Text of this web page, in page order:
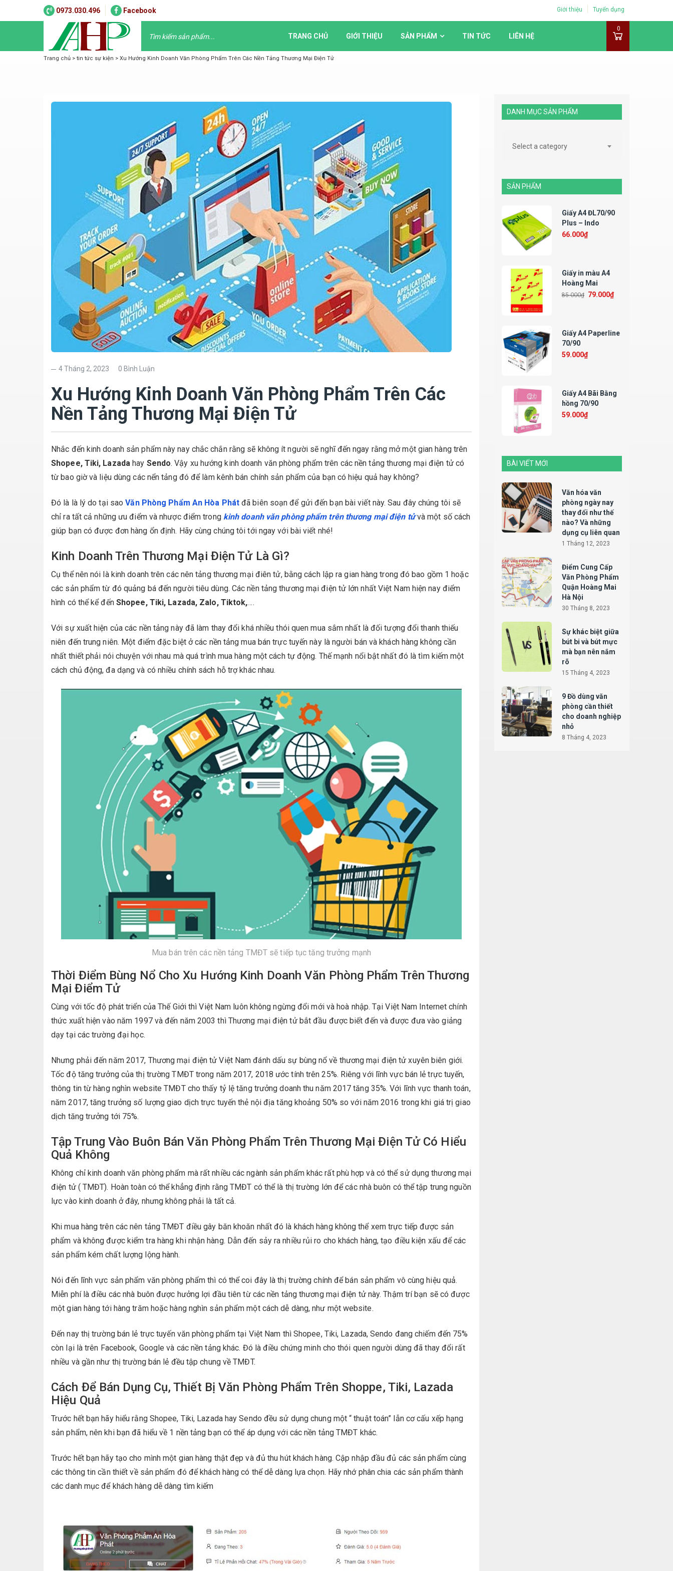
0973.030.496 Facebook Giới thiệu Tuyển dụng
TRANG CHỦ GIỚI THIỆU SẢN PHẨM TIN TỨC LIÊN HỆ
0
Trang chủ > tin tức sự kiện > Xu Hướng Kinh Doanh Văn Phòng Phẩm Trên Các Nền Tảng Thương Mại Điện Tử
4 Tháng 2, 2023 0 Bình Luận
Xu Hướng Kinh Doanh Văn Phòng Phẩm Trên Các
Nền Tảng Thương Mại Điện Tử
Nhắc đến kinh doanh sản phẩm này nay chắc chắn rằng sẽ không ít người sẽ nghĩ đến ngay rằng mở một gian hàng trên
Shopee, Tiki, Lazada hay Sendo. Vậy xu hướng kinh doanh văn phòng phẩm trên các nền tảng thương mại điện tử có
từ bao giờ và liệu dùng các nển tảng đó để làm kênh bán chính sản phẩm của bạn có hiệu quả hay không?
Đó là là lý do tại saoVăn Phòng Phẩm An Hòa Phátđã biên soạn để gửi đến bạn bài viết này. Sau đây chúng tôi sẽ
chỉ ra tất cả những ưu điểm và nhược điểm trong kinh doanh văn phòng phẩm trên thương mại điện tửvà một số cách
giúp bạn có được đơn hàng ổn định. Hãy cùng chúng tôi tới ngay với bài viết nhé!
Kinh Doanh Trên Thương Mại Điện Tử Là Gì?
Cụ thể nên nói là kinh doanh trên các nên tảng thương mại điên tử, bằng cách lập ra gian hàng trong đó bao gồm 1 hoặc
các sản phẩm từ đó quảng bá đến người tiêu dùng. Các nền tảng thương mại điện tử lớn nhất Việt Nam hiện nay điểm
hình có thể kể đến Shopee, Tiki, Lazada, Zalo, Tiktok,….
Với sự xuất hiện của các nền tảng này đã làm thay đổi khá nhiều thói quen mua sắm nhất là đối tượng đổi thanh thiếu
niên đến trung niên. Một điểm đặc biệt ở các nền tảng mua bán trực tuyến này là người bán và khách hàng không cần
nhất thiết phải nói chuyện với nhau mà quá trình mua hàng một cách tự động. Thế mạnh nổi bật nhất đó là tìm kiếm một
cách chủ động, đa dạng và có nhiều chính sách hỗ trợ khác nhau.
Mua bán trên các nền tảng TMĐT sẽ tiếp tục tăng trưởng mạnh
Thời Điểm Bùng Nổ Cho Xu Hướng Kinh Doanh Văn Phòng Phẩm Trên Thương
Mại Điểm Tử
Cùng với tốc độ phát triển của Thế Giới thì Việt Nam luôn không ngừng đổi mới và hoà nhập. Tại Việt Nam Internet chính
thức xuất hiện vào năm 1997 và đến năm 2003 thì Thương mại điện tử bắt đầu được biết đến và được đưa vào giảng
dạy tại các trường đại học.
Nhưng phải đến năm 2017, Thương mại điện tử Việt Nam đánh dấu sự bùng nổ về thương mại điện tử xuyên biên giới.
Tốc độ tăng trưởng của thị trường TMĐT trong năm 2017, 2018 ước tính trên 25%. Riêng với lĩnh vực bán lẻ trực tuyến,
thông tin từ hàng nghìn website TMĐT cho thấy tỷ lệ tăng trưởng doanh thu năm 2017 tăng 35%. Với lĩnh vực thanh toán,
năm 2017, tăng trưởng số lượng giao dịch trực tuyến thẻ nội địa tăng khoảng 50% so với năm 2016 trong khi giá trị giao
dịch tăng trưởng tới 75%.
Tập Trung Vào Buôn Bán Văn Phòng Phẩm Trên Thương Mại Điện Tử Có Hiểu
Quả Không
Không chỉ kinh doanh văn phòng phẩm mà rất nhiều các ngành sản phẩm khác rất phù hợp và có thể sử dụng thương mại
điện tử ( TMĐT). Hoàn toàn có thể khẳng định rằng TMĐT có thể là thị trường lớn để các nhà buôn có thể tập trung nguồn
lực vào kinh doanh ở đây, nhưng không phải là tất cả.
Khi mua hàng trên các nên tảng TMĐT điều gây băn khoăn nhất đó là khách hàng không thể xem trực tiếp được sản
phẩm và không được kiểm tra hàng khi nhận hàng. Dẫn đến sảy ra nhiều rủi ro cho khách hàng, tạo điều kiện xấu để các
sản phẩm kém chất lượng lộng hành.
Nói đến lĩnh vực sản phẩm văn phòng phẩm thì có thể coi đây là thị trường chính để bán sản phẩm vô cùng hiệu quả.
Miễn phí là điều các nhà buôn được hưởng lợi đầu tiên từ các nền tảng thương mại điện tử này. Thậm trí bạn sẽ có được
một gian hàng tới hàng trăm hoặc hàng nghìn sản phẩm một cách dễ dàng, như một website.
Đến nay thị trường bán lẻ trực tuyến văn phòng phẩm tại Việt Nam thì Shopee, Tiki, Lazada, Sendo đang chiếm đến 75%
còn lại là trên Facebook, Google và các nền tảng khác. Đó là điều chứng minh cho thói quen người dùng đã thay đổi rất
nhiều và gần như thị trường bán lẻ đều tập chung về TMĐT.
Cách Để Bán Dụng Cụ, Thiết Bị Văn Phòng Phẩm Trên Shoppe, Tiki, Lazada
Hiệu Quả
Trước hết bạn hãy hiểu rằng Shopee, Tiki, Lazada hay Sendo đều sử dụng chung một “ thuật toán” lẫn cơ cấu xếp hạng
sản phẩm, nên khi bạn đã hiểu về 1 nền tảng bạn có thể áp dụng với các nền tảng TMĐT khác.
Trước hết bạn hãy tạo cho mình một gian hàng thật đẹp và đủ thu hút khách hàng. Cập nhập đầu đủ các sản phẩm cùng
các thông tin cần thiết về sản phẩm đó để khách hàng có thể dễ dàng lựa chọn. Hãy nhớ phân chia các sản phẩm thành
các danh mục để khách hàng dễ dàng tìm kiếm
DANH MỤC SẢN PHẨM
Select a category
SẢN PHẨM
Giấy A4 ĐL70/90
Plus – Indo
66.000₫
Giấy in màu A4
Hoàng Mai
85.000₫ 79.000₫
Giấy A4 Paperline
70/90
59.000₫
Giấy A4 Bãi Bằng
hồng 70/90
59.000₫
BÀI VIẾT MỚI
Văn hóa văn
phòng ngày nay
thay đổi như thế
nào? Và những
dụng cụ liên quan
1 Tháng 12, 2023
Điểm Cung Cấp
Văn Phòng Phẩm
Quận Hoàng Mai
Hà Nội
30 Tháng 8, 2023
Sự khác biệt giữa
bút bi và bút mực
mà bạn nên nắm
rõ
15 Tháng 4, 2023
9 Đồ dùng văn
phòng cần thiết
cho doanh nghiệp
nhỏ
8 Tháng 4, 2023